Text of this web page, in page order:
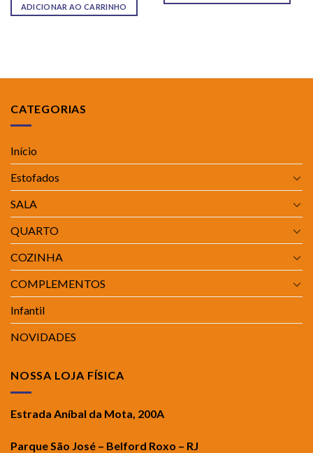
ADICIONAR AO CARRINHO
CATEGORIAS
Início
Estofados
SALA
QUARTO
COZINHA
COMPLEMENTOS
Infantil
NOVIDADES
NOSSA LOJA FÍSICA
Estrada Aníbal da Mota, 200A
Parque São José – Belford Roxo – RJ